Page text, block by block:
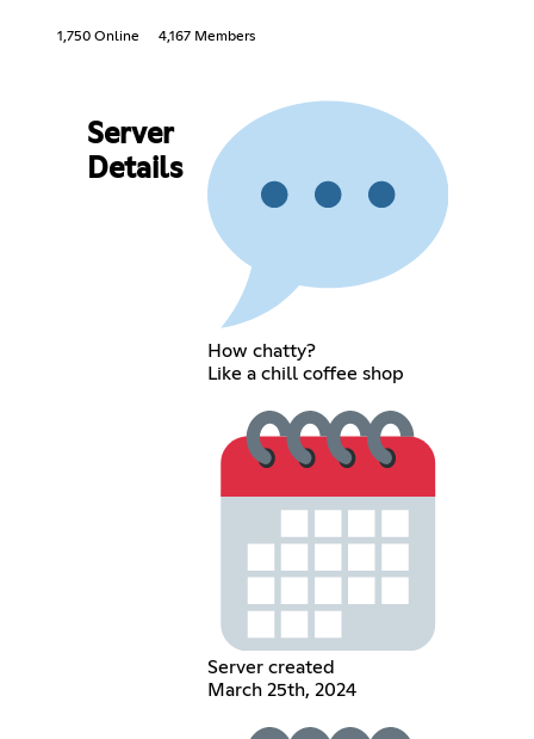
1,750 Online 4,167 Members
Server
Details
How chatty?
Like a chill coffee shop
Server created
March 25th, 2024